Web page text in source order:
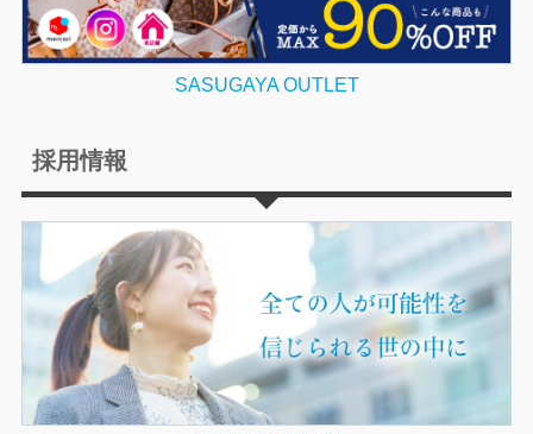
SASUGAYA OUTLET
採用情報